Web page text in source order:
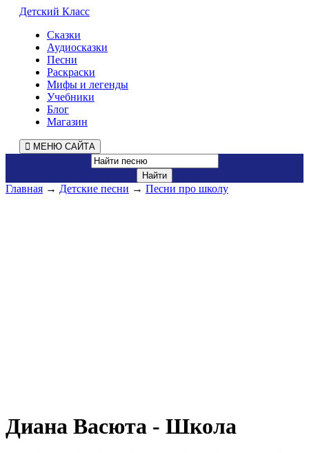
Детский Класс
Сказки
Аудиосказки
Песни
Раскраски
Мифы и легенды
Учебники
Блог
Магазин
МЕНЮ САЙТА
Главная → Детские песни → Песни про школу
Диана Васюта - Школа